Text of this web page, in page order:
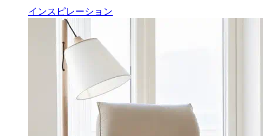
インスピレーション